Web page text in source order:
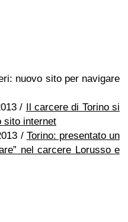
nuovo sito per navigare
/ Il carcere di Torino si
sito internet
/ Torino: presentato un
nel carcere Lorusso e